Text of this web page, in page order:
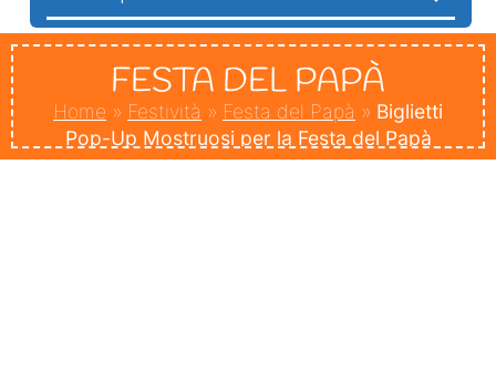
FESTA DEL PAPÀ
Home » Festività » Festa del Papà » Biglietti
Pop-Up Mostruosi per la Festa del Papà